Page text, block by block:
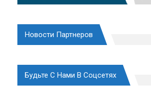
Новости Партнеров
Будьте С Нами В Соцсетях